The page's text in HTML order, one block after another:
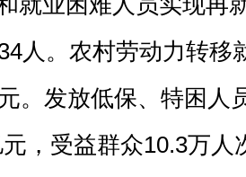
人。农村劳动力转移
。发放低保、特困人
，受益群众10.3万人